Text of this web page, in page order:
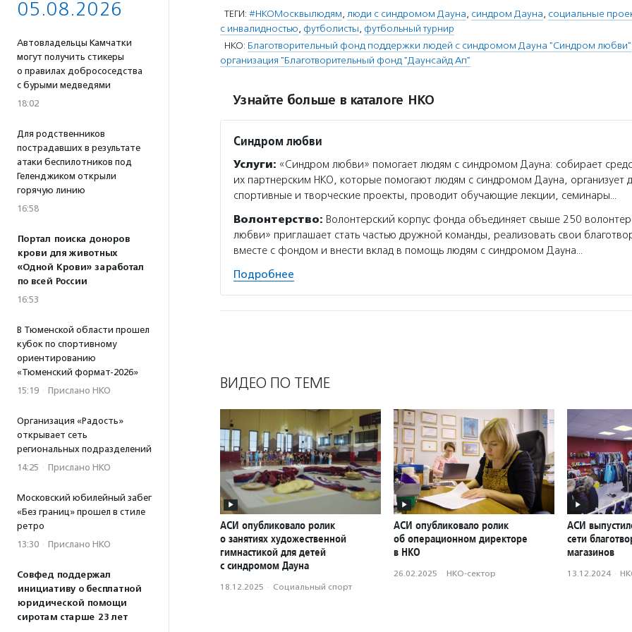
05.08.2026
Автовладельцы Камчатки
могут получить стикеры
о правилах добрососедства
с бурыми медведями
18:02
Для родственников
пострадавших в результате
атаки беспилотников под
Геленджиком открыли
горячую линию
16:58
Портал поиска доноров
крови для животных
«Одной Крови» заработал
по всей России
16:53
В Тюменской области прошел
кубок по спортивному
ориентированию
«Тюменский формат-2026»
15:19 · Прислано НКО
Организация «Радость»
открывает сеть
региональных подразделений
14:25 · Прислано НКО
Московский юбилейный забег
«Без границ» прошел в стиле
ретро
13:30 · Прислано НКО
Совфед поддержал
инициативу о бесплатной
юридической помощи
сиротам старше 23 лет
ТЕГИ: #НКОМосквылюдям, люди с синдромом Дауна, синдром Дауна, социальные
с инвалидностью, футболисты, футбольный турнир
НКО: Благотворительный фонд поддержки людей с синдромом Дауна "Синдром любви"
организация "Благотворительный фонд "Даунсайд Ап"
Узнайте больше в каталоге НКО
Синдром любви
Услуги: «Синдром любви» помогает людям с синдромом Дауна: собирает
их партнерским НКО, которые помогают людям с синдромом Дауна, организует
спортивные и творческие проекты, проводит обучающие лекции, семинары…
Волонтерство: Волонтерский корпус фонда объединяет свыше 250
любви» приглашает стать частью дружной команды, реализовать свои
вместе с фондом и внести вклад в помощь людям с синдромом Дауна…
Подробнее
ВИДЕО ПО ТЕМЕ
АСИ опубликовало ролик
о занятиях художественной
гимнастикой для детей
с синдромом Дауна
18.12.2025 · Социальный спорт
АСИ опубликовало ролик
об операционном директоре
в НКО
26.02.2025 · НКО-сектор
АСИ
сети
магазинов
13.12.2024 ·